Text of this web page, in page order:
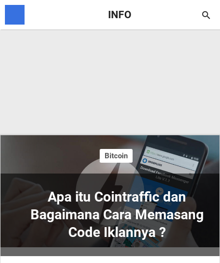
INFO 
Apa itu Cointraffic dan
Bagaimana Cara Memasang
Code Iklannya ?
Bitcoin